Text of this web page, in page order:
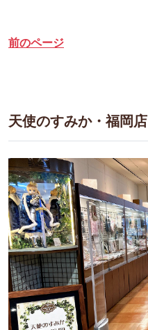
前のページ
天使のすみか・福岡店